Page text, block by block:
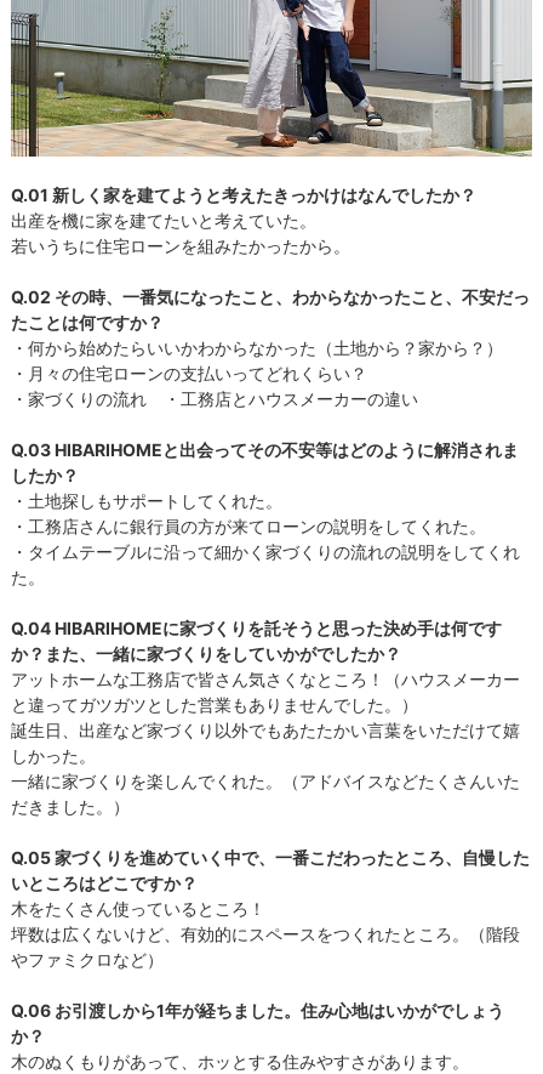
Q.01 新しく家を建てようと考えたきっかけはなんでしたか？
出産を機に家を建てたいと考えていた。
若いうちに住宅ローンを組みたかったから。
Q.02 その時、一番気になったこと、わからなかったこと、不安だっ
たことは何ですか？
・何から始めたらいいかわからなかった（土地から？家から？）
・月々の住宅ローンの支払いってどれくらい？
・家づくりの流れ ・工務店とハウスメーカーの違い
Q.03 HIBARIHOMEと出会ってその不安等はどのように解消されま
したか？
・土地探しもサポートしてくれた。
・工務店さんに銀行員の方が来てローンの説明をしてくれた。
・タイムテーブルに沿って細かく家づくりの流れの説明をしてくれ
た。
Q.04 HIBARIHOMEに家づくりを託そうと思った決め手は何です
か？また、一緒に家づくりをしていかがでしたか？
アットホームな工務店で皆さん気さくなところ！（ハウスメーカー
と違ってガツガツとした営業もありませんでした。）
誕生日、出産など家づくり以外でもあたたかい言葉をいただけて嬉
しかった。
一緒に家づくりを楽しんでくれた。（アドバイスなどたくさんいた
だきました。）
Q.05 家づくりを進めていく中で、一番こだわったところ、自慢した
いところはどこですか？
木をたくさん使っているところ！
坪数は広くないけど、有効的にスペースをつくれたところ。（階段
やファミクロなど）
Q.06 お引渡しから1年が経ちました。住み心地はいかがでしょう
か？
木のぬくもりがあって、ホッとする住みやすさがあります。